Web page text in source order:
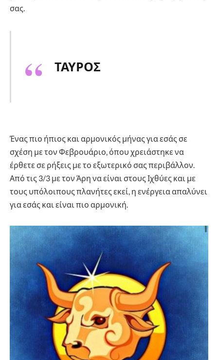
σας.
ΤΑΥΡΟΣ
Ένας πιο ήπιος και αρμονικός μήνας για εσάς σε
σχέση με τον Φεβρουάριο, όπου χρειάστηκε να
έρθετε σε ρήξεις με το εξωτερικό σας περιβάλλον.
Από τις 3/3 με τον Άρη να είναι στους Ιχθύες και με
τους υπόλοιπους πλανήτες εκεί, η ενέργεια απαλύνει
για εσάς και είναι πιο αρμονική.